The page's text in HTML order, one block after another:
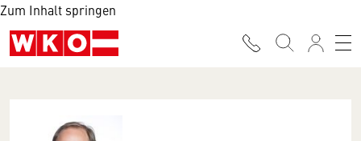
Zum Inhalt springen